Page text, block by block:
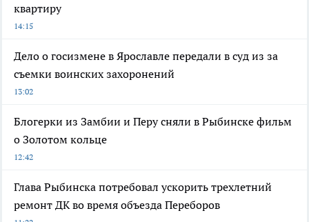
квартиру
14:15
Дело о госизмене в Ярославле передали в суд из за
съемки воинских захоронений
13:02
Блогерки из Замбии и Перу сняли в Рыбинске фильм
о Золотом кольце
12:42
Глава Рыбинска потребовал ускорить трехлетний
ремонт ДК во время объезда Переборов